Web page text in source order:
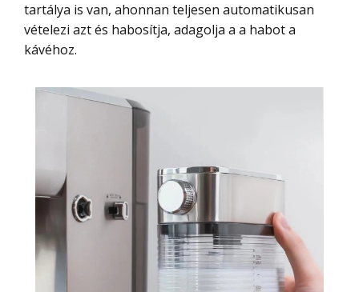
tartálya is van, ahonnan teljesen automatikusan
vételezi azt és habosítja, adagolja a a habot a
kávéhoz.